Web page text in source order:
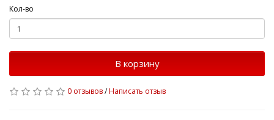
Кол-во
В корзину
0 отзывов/Написать отзыв